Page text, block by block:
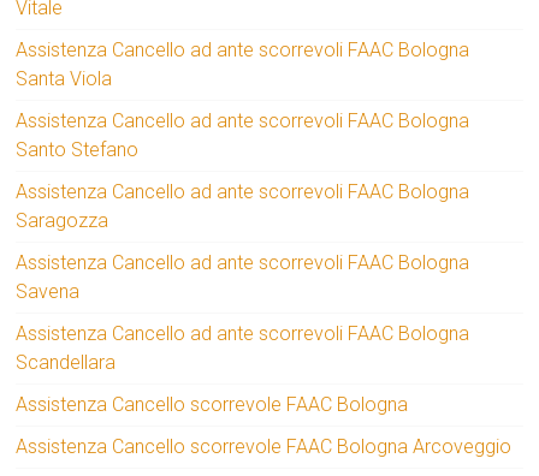
Vitale
Assistenza Cancello ad ante scorrevoli FAAC Bologna
Santa Viola
Assistenza Cancello ad ante scorrevoli FAAC Bologna
Santo Stefano
Assistenza Cancello ad ante scorrevoli FAAC Bologna
Saragozza
Assistenza Cancello ad ante scorrevoli FAAC Bologna
Savena
Assistenza Cancello ad ante scorrevoli FAAC Bologna
Scandellara
Assistenza Cancello scorrevole FAAC Bologna
Assistenza Cancello scorrevole FAAC Bologna Arcoveggio